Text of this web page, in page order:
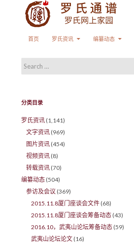
首页
罗氏资讯 编纂动态
Search for:
分类目录
罗氏资讯 (1,141)
文字资讯 (969)
图片资讯 (454)
视频资讯 (8)
转载资讯 (70)
编纂动态 (504)
参访及会议 (369)
2015.11.8厦门座谈会文件 (68)
2015.11.8厦门座谈会筹备动态 (43)
2016.10，武夷山论坛筹备动态 (59)
武夷山论坛论文 (16)